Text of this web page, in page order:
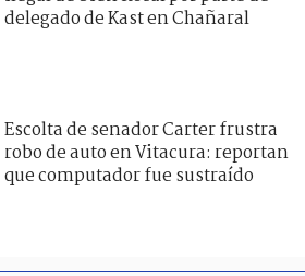
delegado de Kast en Chañaral
Escolta de senador Carter frustra
robo de auto en Vitacura: reportan
que computador fue sustraído